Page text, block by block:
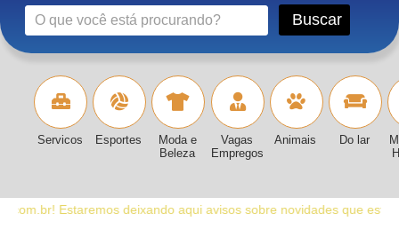
Servicos Esportes
Moda e
Beleza
Vagas
Empregos
Animais Do lar
aqui avisos sobre novidades que estaremos lançando no site.